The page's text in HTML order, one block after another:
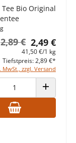
Bio Original
2,49 €
2,89 €
41,50 €/1 kg
MwSt., zzgl. Versand
Tiefstpreis: 2,89 €*
VERRINGERN ANZAHL